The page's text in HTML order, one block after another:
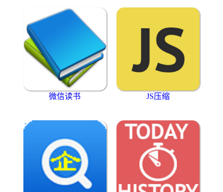
微信读书 JS压缩